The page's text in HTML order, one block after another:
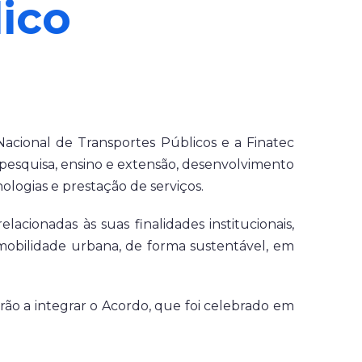
de Transportes Públicos e a Finatec
ensino e extensão, desenvolvimento
e prestação de serviços.
às suas finalidades institucionais,
urbana, de forma sustentável, em
a integrar o Acordo, que foi celebrado em